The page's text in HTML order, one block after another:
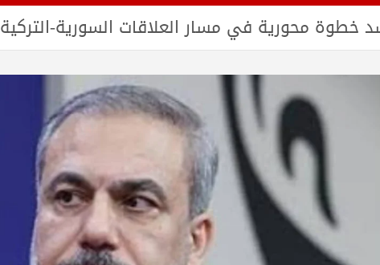
خطوة محورية في مسار العلاقات السورية-التركية